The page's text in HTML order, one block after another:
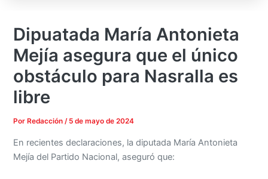
Dipuatada María Antonieta
Mejía asegura que el único
obstáculo para Nasralla es
libre
Por Redacción/ 5 de mayo de 2024
En recientes declaraciones, la diputada María Antonieta
Mejía del Partido Nacional, aseguró que: